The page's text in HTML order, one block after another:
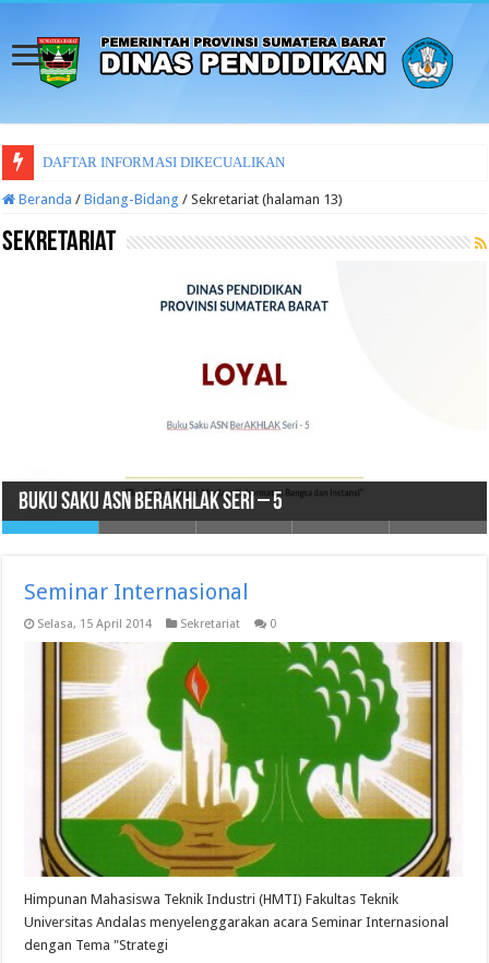
DAFTAR INFORMASI DIKECUALIKAN
Beranda / Bidang-Bidang / Sekretariat (halaman 13)
Sekretariat
Buku Saku ASN BerAKHLAK Seri – 5
Rencana Umum Pengadaan Barang/Jasa
RENCANA STRATEGIS DINAS PENDIDIKAN PROV SUMBAR TAHUN
2021 – 2026
PERATURAN, KEPUTUSAN, DAN KEBIJAKAN YANG DIHASILKAN
OLEH BADAN PUBLIK
INDIKATOR KINERJA UTAMA KEPALA DINAS TAHUN 2024
Seminar Internasional
Selasa, 15 April 2014 Sekretariat 0
Himpunan Mahasiswa Teknik Industri (HMTI) Fakultas Teknik
Universitas Andalas menyelenggarakan acara Seminar Internasional
dengan Tema "Strategi